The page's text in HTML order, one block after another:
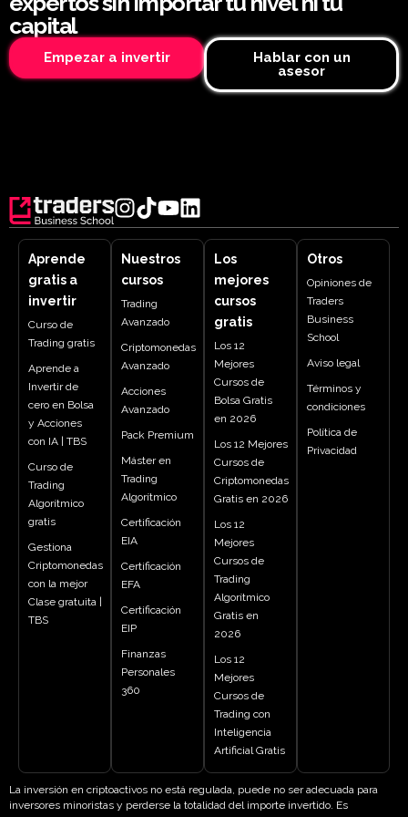
capital
Empezar a invertir
Hablar con un
asesor
Aprende
gratis a
invertir
Curso de
Trading gratis
Aprende a
Invertir de
cero en Bolsa
y Acciones
con IA | TBS
Curso de
Trading
Algorítmico
gratis
Gestiona
Criptomonedas
con la mejor
Clase gratuita |
TBS
Nuestros
cursos
Trading
Avanzado
Criptomonedas
Avanzado
Acciones
Avanzado
Pack Premium
Máster en
Trading
Algorítmico
Certificación
EIA
Certificación
EFA
Certificación
EIP
Finanzas
Personales
360
Los
mejores
cursos
gratis
Los 12
Mejores
Cursos de
Bolsa Gratis
en 2026
Los 12 Mejores
Cursos de
Criptomonedas
Gratis en 2026
Los 12
Mejores
Cursos de
Trading
Algorítmico
Gratis en
2026
Los 12
Mejores
Cursos de
Trading con
Inteligencia
Artificial Gratis
Otros
Opiniones de
Traders
Business
School
Aviso legal
Términos y
condiciones
Política de
Privacidad
La inversión en criptoactivos no está regulada, puede no ser adecuada para
inversores minoristas y perderse la totalidad del importe invertido. Es